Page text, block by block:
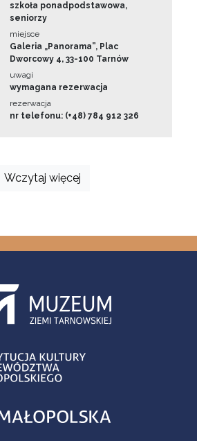
szkoła ponadpodstawowa,
seniorzy
miejsce
Galeria „Panorama”, Plac
Dworcowy 4, 33-100 Tarnów
uwagi
wymagana rezerwacja
rezerwacja
nr telefonu: (+48) 784 912 326
Wczytaj więcej